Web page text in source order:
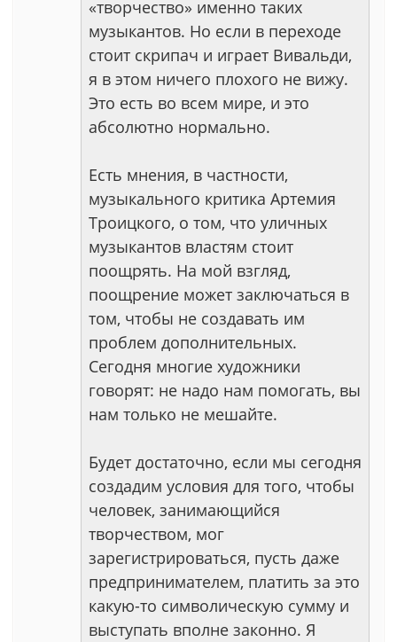
«творчество» именно таких
музыкантов. Но если в переходе
стоит скрипач и играет Вивальди,
я в этом ничего плохого не вижу.
Это есть во всем мире, и это
абсолютно нормально.
Есть мнения, в частности,
музыкального критика Артемия
Троицкого, о том, что уличных
музыкантов властям стоит
поощрять. На мой взгляд,
поощрение может заключаться в
том, чтобы не создавать им
проблем дополнительных.
Сегодня многие художники
говорят: не надо нам помогать, вы
нам только не мешайте.
Будет достаточно, если мы сегодня
создадим условия для того, чтобы
человек, занимающийся
творчеством, мог
зарегистрироваться, пусть даже
предпринимателем, платить за это
какую-то символическую сумму и
выступать вполне законно. Я